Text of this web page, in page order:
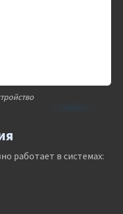
работает в системах: